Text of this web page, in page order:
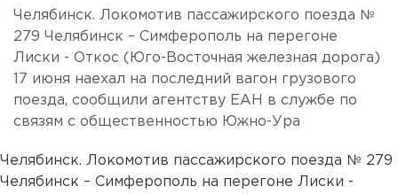
Челябинск. Локомотив пассажирского поезда №
279 Челябинск – Симферополь на перегоне
Лиски - Откос (Юго-Восточная железная дорога)
17 июня наехал на последний вагон грузового
поезда, сообщили агентству ЕАН в службе по
связям с общественностью Южно-Ура
Челябинск. Локомотив пассажирского поезда № 279
Челябинск – Симферополь на перегоне Лиски -